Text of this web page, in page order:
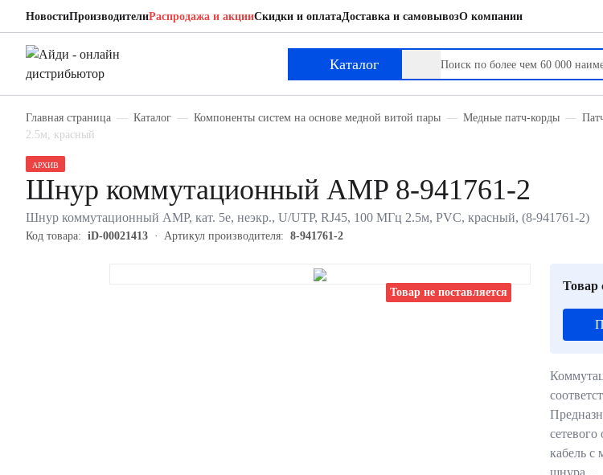
НовостиПроизводителиРаспродажа и акцииСкидки и оплатаДоставка и самовывозО компании
Каталог
Главная страница Каталог Компоненты систем на основе медной витой пары Медные патч-корды
2.5м, красный
Товар не поставляется
АРХИВ
Шнур коммутационный AMP 8-941761-2
Шнур коммутационный AMP, кат. 5е, неэкр., U/UTP, RJ45, 100 МГц 2.5м, PVC, красный, (8-941761-2)
Код товара: iD-00021413 Артикул производителя: 8-941761-2
Товар
кабель
шнура…
AMP 8-941761-2
Шнур коммутационный